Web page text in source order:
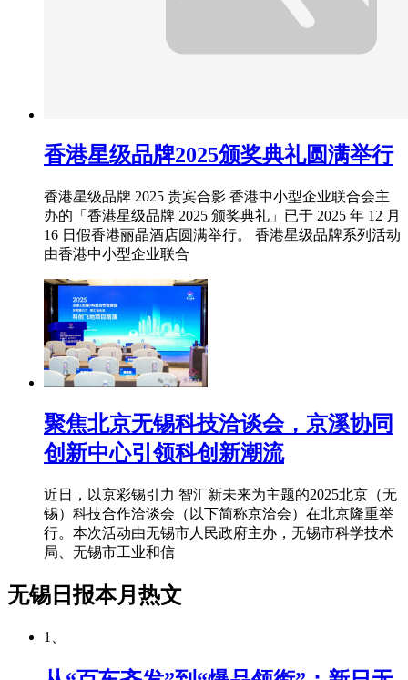
香港星级品牌2025颁奖典礼圆满举行
香港星级品牌 2025 贵宾合影 香港中小型企业联合会主
办的「香港星级品牌 2025 颁奖典礼」已于 2025 年 12 月
16 日假香港丽晶酒店圆满举行。 香港星级品牌系列活动
由香港中小型企业联合
聚焦北京无锡科技洽谈会，京溪协同
创新中心引领科创新潮流
近日，以京彩锡引力 智汇新未来为主题的2025北京（无
锡）科技合作洽谈会（以下简称京洽会）在北京隆重举
行。本次活动由无锡市人民政府主办，无锡市科学技术
局、无锡市工业和信
无锡日报本月热文
1、